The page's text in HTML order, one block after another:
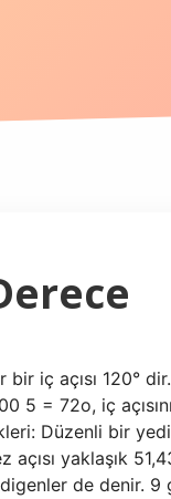
iç açısı 120°
5 = 72o, iç
Düzenli bir
yaklaşık
de denir. 9